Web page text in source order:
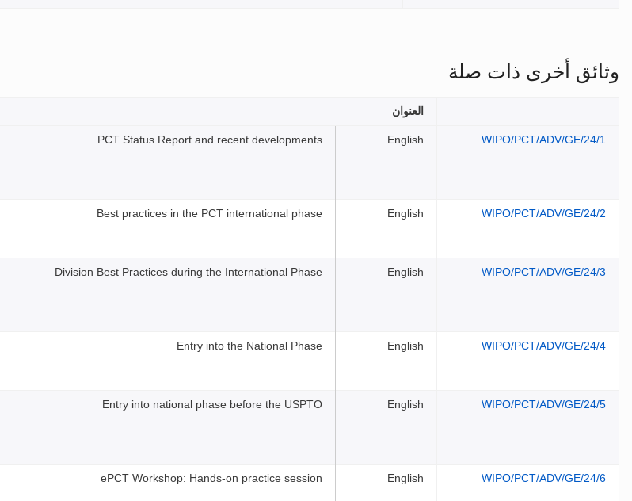
وثائق أخرى ذات صلة
العنوان
WIPO/PCT/ADV/GE/24/1
English
PCT Status Report and recent developments
WIPO/PCT/ADV/GE/24/2
English
Best practices in the PCT international phase
WIPO/PCT/ADV/GE/24/3
English
Division Best Practices during the International Phase
WIPO/PCT/ADV/GE/24/4
English
Entry into the National Phase
WIPO/PCT/ADV/GE/24/5
English
Entry into national phase before the USPTO
WIPO/PCT/ADV/GE/24/6
English
ePCT Workshop: Hands-on practice session